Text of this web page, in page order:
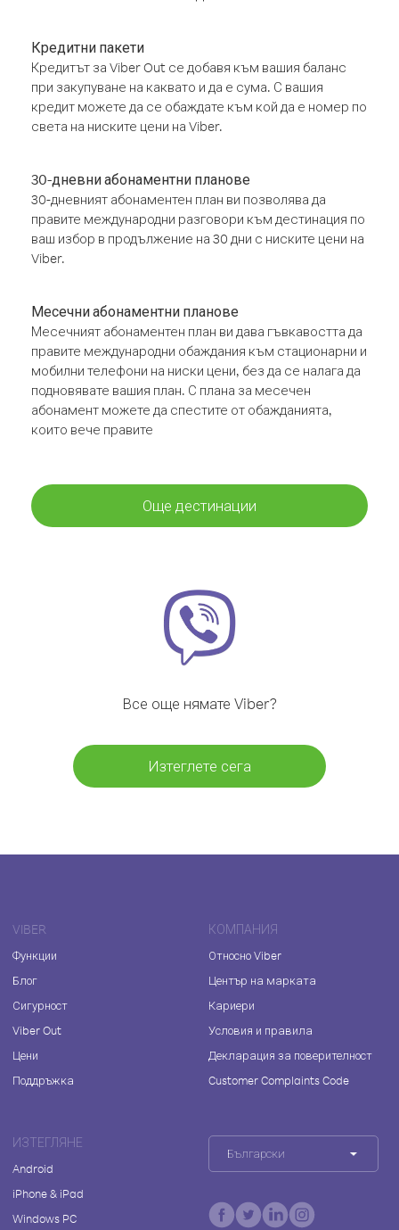
Кредитни пакети
Кредитът за Viber Out се добавя към вашия баланс
при закупуване на каквато и да е сума. С вашия
кредит можете да се обаждате към кой да е номер по
света на ниските цени на Viber.
30-дневни абонаментни планове
30-дневният абонаментен план ви позволява да
правите международни разговори към дестинация по
ваш избор в продължение на 30 дни с ниските цени на
Viber.
Месечни абонаментни планове
Месечният абонаментен план ви дава гъвкавостта да
правите международни обаждания към стационарни и
мобилни телефони на ниски цени, без да се налага да
подновявате вашия план. С плана за месечен
абонамент можете да спестите от обажданията,
които вече правите
Още дестинации
Все още нямате Viber?
Изтеглете сега
VIBER
Функции
Блог
Сигурност
Viber Out
Цени
Поддръжка
КОМПАНИЯ
Относно Viber
Център на марката
Кариери
Условия и правила
Декларация за поверителност
Customer Complaints Code
ИЗТЕГЛЯНЕ
Android
iPhone & iPad
Windows PC
Български